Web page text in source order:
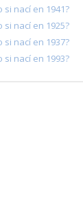
si nací en 1941?
si nací en 1925?
si nací en 1937?
si nací en 1993?